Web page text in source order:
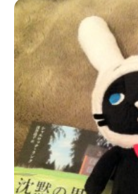
観光ガイド
ライフスタイル
著者一覧
ライター募集